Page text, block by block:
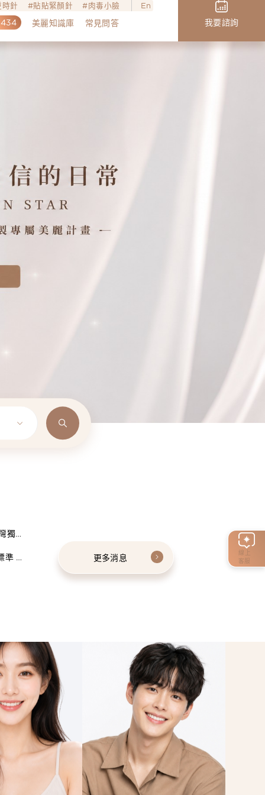
線上
客服
針 貼貼緊顏針 肉毒小臉 En
美麗知識庫 常見問答 我要諮詢
獨家
建 更多消息